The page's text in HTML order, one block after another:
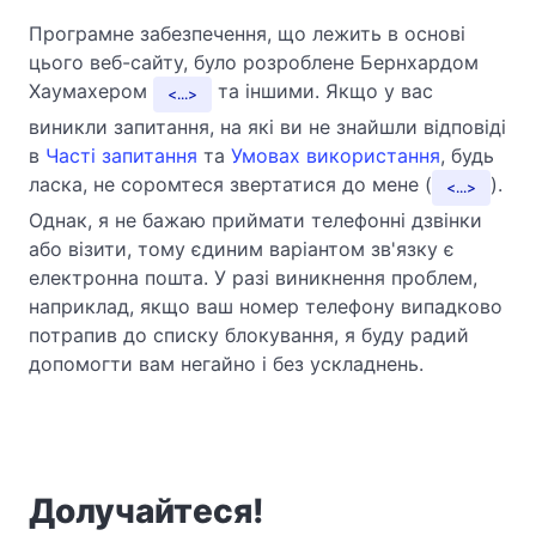
Програмне забезпечення, що лежить в основі
цього веб-сайту, було розроблене Бернхардом
Хаумахером
...
та іншими. Якщо у вас
виникли запитання, на які ви не знайшли відповіді
в Часті запитання та Умовах використання, будь
ласка, не соромтеся звертатися до мене (
...
).
Однак, я не бажаю приймати телефонні дзвінки
або візити, тому єдиним варіантом зв'язку є
електронна пошта. У разі виникнення проблем,
наприклад, якщо ваш номер телефону випадково
потрапив до списку блокування, я буду радий
допомогти вам негайно і без ускладнень.
Долучайтеся!